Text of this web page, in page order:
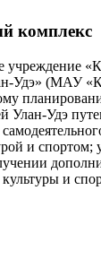
комплекс
Удэ» (МАУ
Улан-Удэ
и спортом;
и